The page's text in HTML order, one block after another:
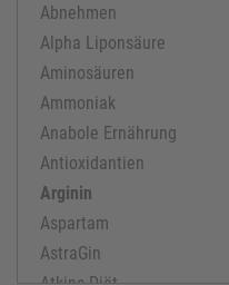
Abnehmen
Alpha Liponsäure
Aminosäuren
Ammoniak
Anabole Ernährung
Antioxidantien
Arginin
Aspartam
AstraGin